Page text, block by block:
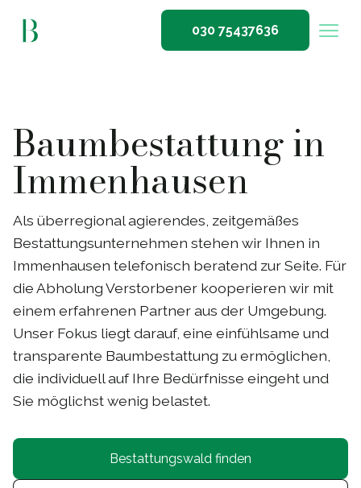
030 75437636
Baumbestattung in
Immenhausen
Als überregional agierendes, zeitgemäßes
Bestattungsunternehmen stehen wir Ihnen in
Immenhausen telefonisch beratend zur Seite. Für
die Abholung Verstorbener kooperieren wir mit
einem erfahrenen Partner aus der Umgebung.
Unser Fokus liegt darauf, eine einfühlsame und
transparente Baumbestattung zu ermöglichen,
die individuell auf Ihre Bedürfnisse eingeht und
Sie möglichst wenig belastet.
Bestattungswald finden